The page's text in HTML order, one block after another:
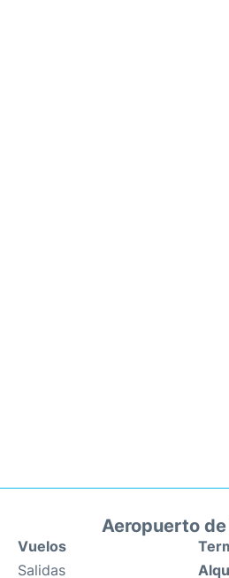
Aeropuerto
Vuelos
Salidas